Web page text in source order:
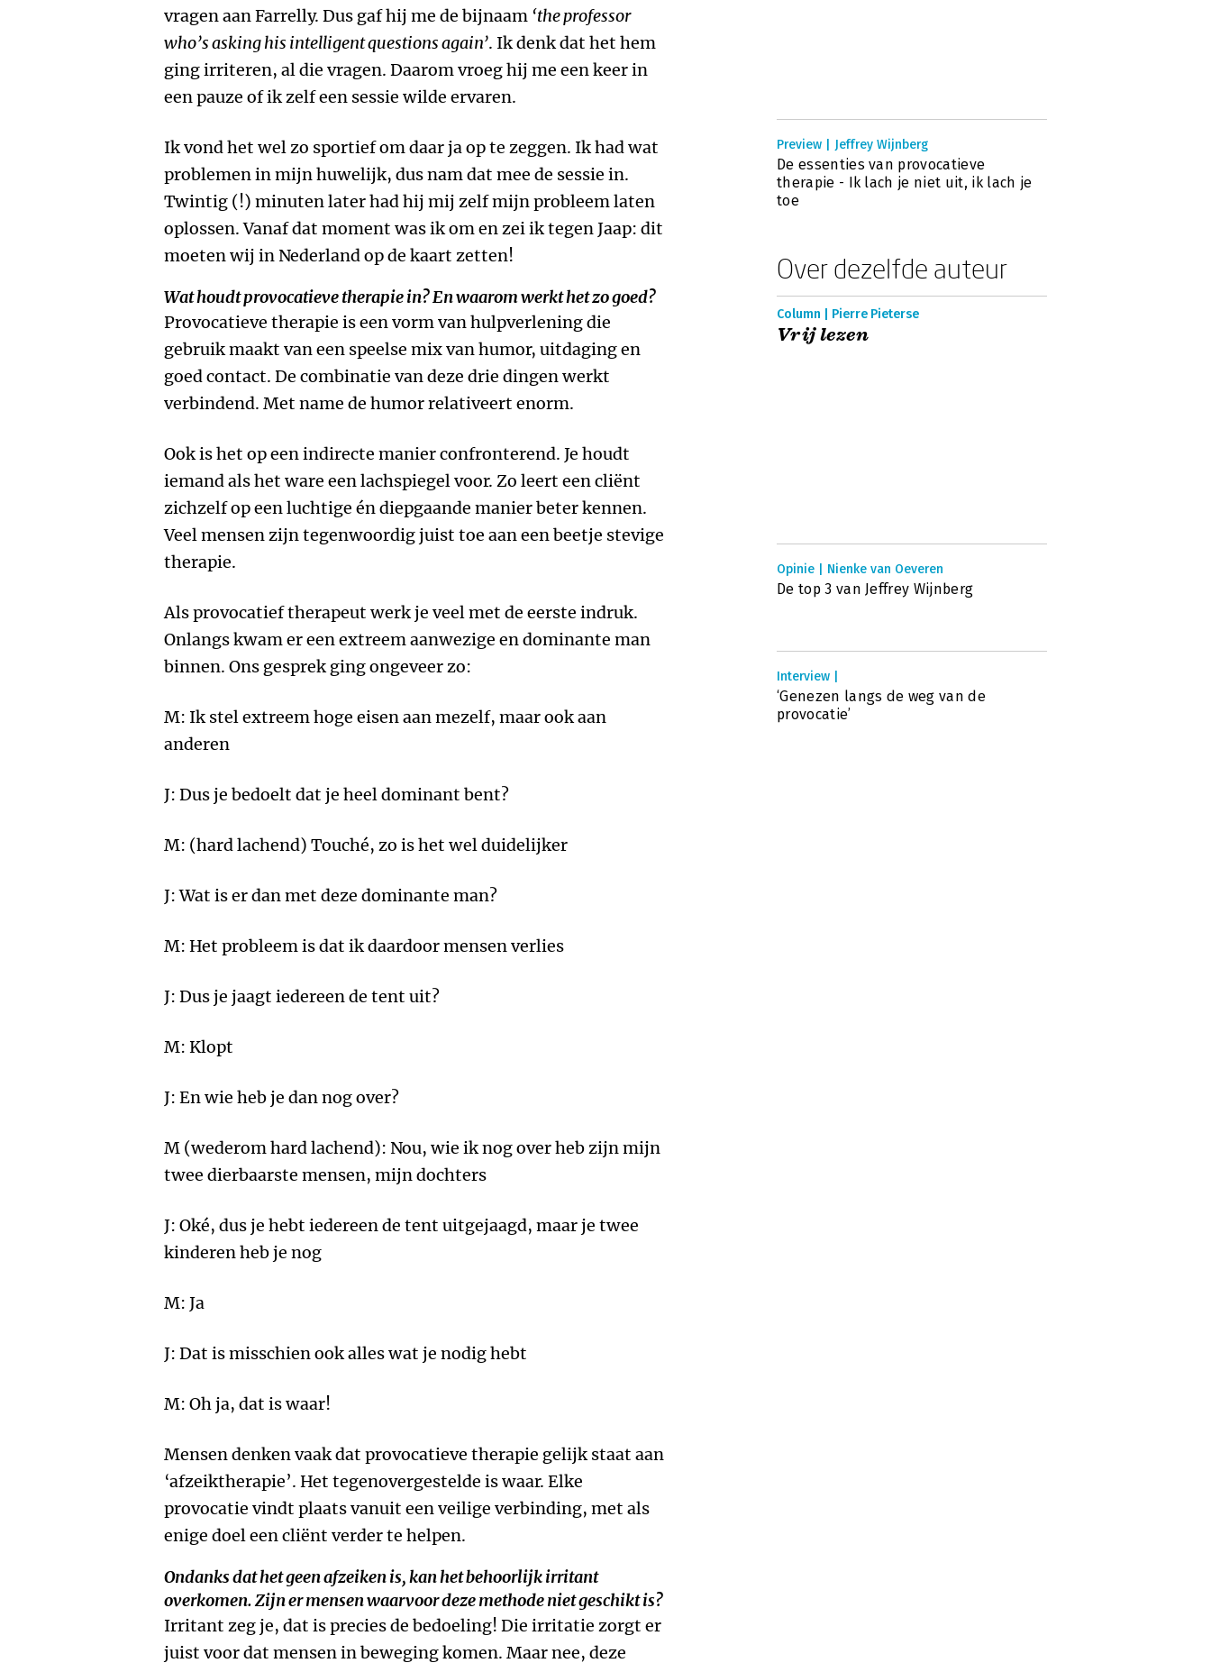
vragen aan Farrelly. Dus gaf hij me de bijnaam ‘the professor
who’s asking his intelligent questions again’. Ik denk dat het hem
ging irriteren, al die vragen. Daarom vroeg hij me een keer in
een pauze of ik zelf een sessie wilde ervaren.
Ik vond het wel zo sportief om daar ja op te zeggen. Ik had wat
problemen in mijn huwelijk, dus nam dat mee de sessie in.
Twintig (!) minuten later had hij mij zelf mijn probleem laten
oplossen. Vanaf dat moment was ik om en zei ik tegen Jaap: dit
moeten wij in Nederland op de kaart zetten!
Wat houdt provocatieve therapie in? En waarom werkt het zo goed?
Provocatieve therapie is een vorm van hulpverlening die
gebruik maakt van een speelse mix van humor, uitdaging en
goed contact. De combinatie van deze drie dingen werkt
verbindend. Met name de humor relativeert enorm.
Ook is het op een indirecte manier confronterend. Je houdt
iemand als het ware een lachspiegel voor. Zo leert een cliënt
zichzelf op een luchtige én diepgaande manier beter kennen.
Veel mensen zijn tegenwoordig juist toe aan een beetje stevige
therapie.
Als provocatief therapeut werk je veel met de eerste indruk.
Onlangs kwam er een extreem aanwezige en dominante man
binnen. Ons gesprek ging ongeveer zo:
M: Ik stel extreem hoge eisen aan mezelf, maar ook aan
anderen
J: Dus je bedoelt dat je heel dominant bent?
M: (hard lachend) Touché, zo is het wel duidelijker
J: Wat is er dan met deze dominante man?
M: Het probleem is dat ik daardoor mensen verlies
J: Dus je jaagt iedereen de tent uit?
M: Klopt
J: En wie heb je dan nog over?
M (wederom hard lachend): Nou, wie ik nog over heb zijn mijn
twee dierbaarste mensen, mijn dochters
J: Oké, dus je hebt iedereen de tent uitgejaagd, maar je twee
kinderen heb je nog
M: Ja
J: Dat is misschien ook alles wat je nodig hebt
M: Oh ja, dat is waar!
Mensen denken vaak dat provocatieve therapie gelijk staat aan
‘afzeiktherapie’. Het tegenovergestelde is waar. Elke
provocatie vindt plaats vanuit een veilige verbinding, met als
enige doel een cliënt verder te helpen.
Ondanks dat het geen afzeiken is, kan het behoorlijk irritant
overkomen. Zijn er mensen waarvoor deze methode niet geschikt is?
Irritant zeg je, dat is precies de bedoeling! Die irritatie zorgt er
juist voor dat mensen in beweging komen. Maar nee, deze
Preview | Jeffrey Wijnberg
De essenties van provocatieve
therapie - Ik lach je niet uit, ik lach je
toe
Over dezelfde auteur
Column | Pierre Pieterse
Vrij lezen
Opinie | Nienke van Oeveren
De top 3 van Jeffrey Wijnberg
Interview |
‘Genezen langs de weg van de
provocatie’